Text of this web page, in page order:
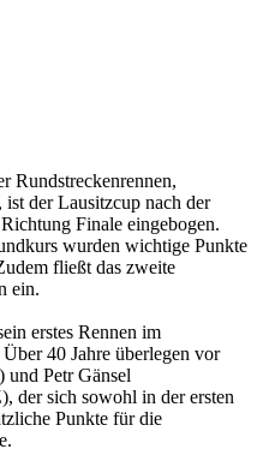
Rundstreckenrennen,
der Lausitzcup nach der
Finale eingebogen.
wurden wichtige Punkte
fließt das zweite
ein.
erstes Rennen im
40 Jahre überlegen vor
und Petr Gänsel
sich sowohl in der ersten
Punkte für die